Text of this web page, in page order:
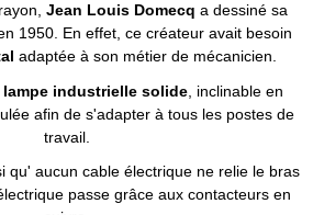
Jean Louis Domecq a dessiné sa
1950. En effet, ce créateur avait besoin
adaptée à son métier de mécanicien.
lampe industrielle solide , inclinable en
afin de s'adapter à tous les postes de
travail.
qu' aucun cable électrique ne relie le bras
passe grâce aux contacteurs en